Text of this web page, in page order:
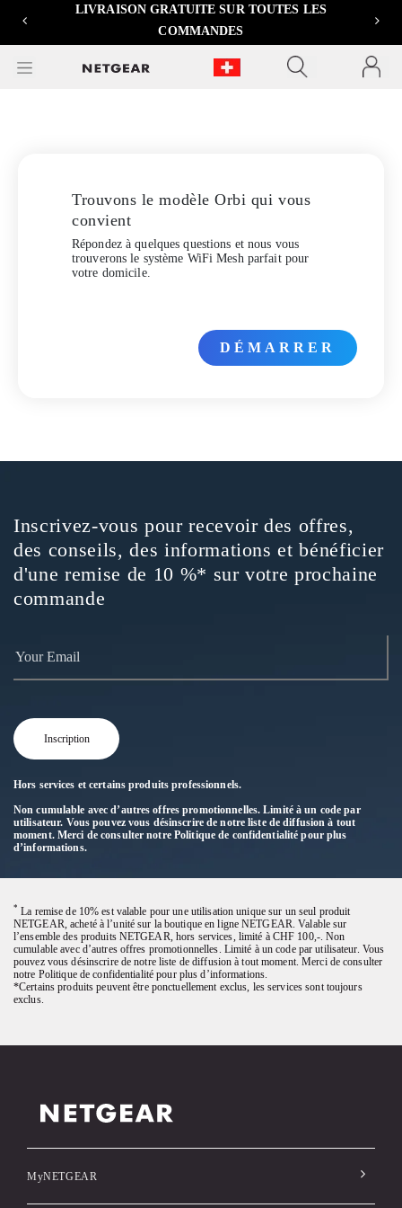
LIVRAISON GRATUITE SUR TOUTES LES
COMMANDES
Trouvons le modèle Orbi qui vous
convient
Répondez à quelques questions et nous vous
trouverons le système WiFi Mesh parfait pour
votre domicile.
DÉMARRER
Inscrivez-vous pour recevoir des offres,
des conseils, des informations et bénéficier
d'une remise de 10 %* sur votre prochaine
commande
Hors services et certains produits professionnels.
Non cumulable avec d’autres offres promotionnelles. Limité à un code par
utilisateur. Vous pouvez vous désinscrire de notre liste de diffusion à tout
moment. Merci de consulter notre Politique de confidentialité pour plus
d’informations.
* La remise de 10% est valable pour une utilisation unique sur un seul produit
NETGEAR, acheté à l’unité sur la boutique en ligne NETGEAR. Valable sur
l’ensemble des produits NETGEAR, hors services, limité à CHF 100,-. Non
cumulable avec d’autres offres promotionnelles. Limité à un code par utilisateur. Vous
pouvez vous désinscrire de notre liste de diffusion à tout moment. Merci de consulter
notre Politique de confidentialité pour plus d’informations.
*Certains produits peuvent être ponctuellement exclus, les services sont toujours
exclus.
MyNETGEAR